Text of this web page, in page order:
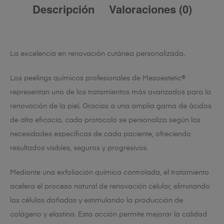
Descripción Valoraciones (0)
La excelencia en renovación cutánea personalizada.
Los peelings químicos profesionales de Mesoestetic®
representan uno de los tratamientos más avanzados para la
renovación de la piel. Gracias a una amplia gama de ácidos
de alta eficacia, cada protocolo se personaliza según las
necesidades específicas de cada paciente, ofreciendo
resultados visibles, seguros y progresivos.
Mediante una exfoliación química controlada, el tratamiento
acelera el proceso natural de renovación celular, eliminando
las células dañadas y estimulando la producción de
colágeno y elastina. Esta acción permite mejorar la calidad